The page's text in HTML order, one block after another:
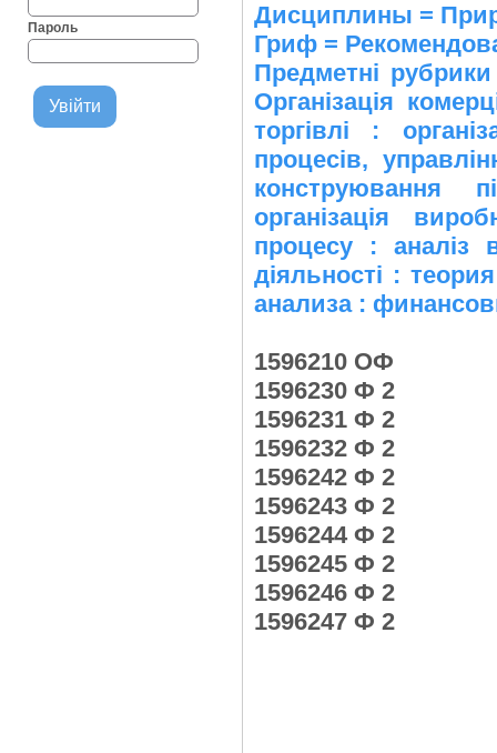
Пароль
Дисциплины =
Гриф =
Предметні
Організація
торгівлі :
процесів,
конструювання
організація
процесу : аналіз
діяльності :
анализа :
1596210 ОФ
1596230 Ф 2
1596231 Ф 2
1596232 Ф 2
1596242 Ф 2
1596243 Ф 2
1596244 Ф 2
1596245 Ф 2
1596246 Ф 2
1596247 Ф 2